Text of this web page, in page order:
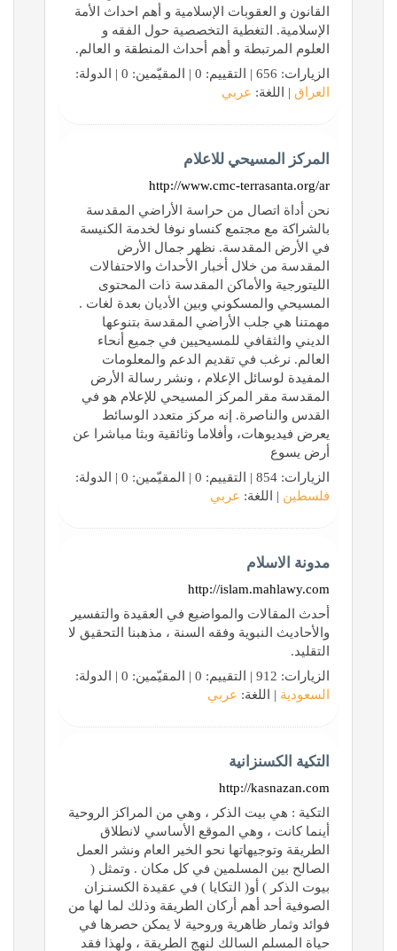
القانون و العقوبات الإسلامية و أهم احداث الأمة
الإسلامية. التغطية التخصصية حول الفقه و
العلوم المرتبطة و أهم أحداث المنطقة و العالم.
الزيارات: 656 | التقييم: 0 | المقيّمين: 0 | الدولة:
العراق | اللغة: عربي
المركز المسيحي للاعلام
http://www.cmc-terrasanta.org/ar
نحن أداة اتصال من حراسة الأراضي المقدسة
بالشراكة مع مجتمع كنساو نوفا لخدمة الكنيسة
في الأرض المقدسة. نظهر جمال الأرض
المقدسة من خلال أخبار الأحداث والاحتفالات
الليتورجية والأماكن المقدسة ذات المحتوى
المسيحي والمسكوني وبين الأديان بعدة لغات .
مهمتنا هي جلب الأراضي المقدسة بتنوعها
الديني والثقافي للمسيحيين في جميع أنحاء
العالم. نرغب في تقديم الدعم والمعلومات
المفيدة لوسائل الإعلام ، ونشر رسالة الأرض
المقدسة مقر المركز المسيحي للإعلام هو في
القدس والناصرة. إنه مركز متعدد الوسائط
يعرض فيديوهات، وأفلاما وثائقية وبثا مباشرا عن
أرض يسوع
الزيارات: 854 | التقييم: 0 | المقيّمين: 0 | الدولة:
فلسطين | اللغة: عربي
مدونة الاسلام
http://islam.mahlawy.com
أحدث المقالات والمواضيع في العقيدة والتفسير
والأحاديث النبوية وفقه السنة ، مذهبنا التحقيق لا
التقليد.
الزيارات: 912 | التقييم: 0 | المقيّمين: 0 | الدولة:
السعودية | اللغة: عربي
التكية الكسنزانية
http://kasnazan.com
التكية : هي بيت الذكر ، وهي من المراكز الروحية
أينما كانت ، وهي الموقع الأساسي لانطلاق
الطريقة وتوجيهاتها نحو الخير العام ونشر العمل
الصالح بين المسلمين في كل مكان . وتمثل (
بيوت الذكر ) أو( التكايا ) في عقيدة الكسنـزان
الصوفية أحد أهم أركان الطريقة وذلك لما لها من
فوائد وثمار ظاهرية وروحية لا يمكن حصرها في
حياة المسلم السالك لنهج الطريقة ، ولهذا فقد